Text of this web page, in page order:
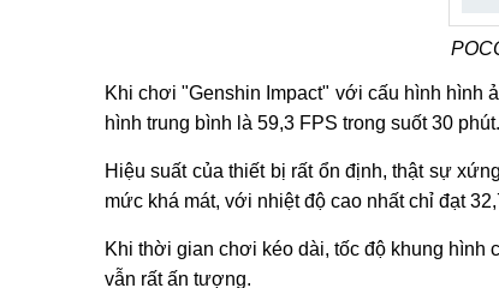
Khi chơi "Genshin Impact" với cấu hình hình
hình trung bình là 59,3 FPS trong suốt 30 phút.
Hiệu suất của thiết bị rất ổn định, thật sự
mức khá mát, với nhiệt độ cao nhất chỉ đạt
Khi thời gian chơi kéo dài, tốc độ khung hình
vẫn rất ấn tượng.